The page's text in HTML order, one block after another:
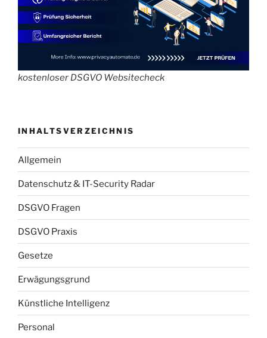
kostenloser DSGVO Websitecheck
INHALTSVERZEICHNIS
Allgemein
Datenschutz & IT-Security Radar
DSGVO Fragen
DSGVO Praxis
Gesetze
Erwägungsgrund
Künstliche Intelligenz
Personal